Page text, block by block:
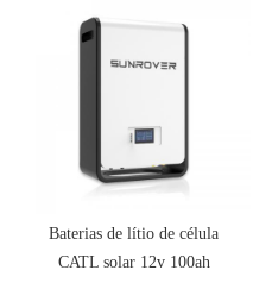
Baterias de lítio de célula
CATL solar 12v 100ah